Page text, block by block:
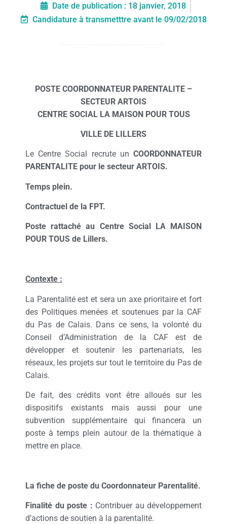
Date de publication : 18 janvier, 2018
Candidature à transmetttre avant le 09/02/2018
POSTE COORDONNATEUR PARENTALITE –
SECTEUR ARTOIS
CENTRE SOCIAL LA MAISON POUR TOUS
VILLE DE LILLERS
Le Centre Social recrute un COORDONNATEUR
PARENTALITE pour le secteur ARTOIS.
Temps plein.
Contractuel de la FPT.
Poste rattaché au Centre Social LA MAISON
POUR TOUS de Lillers.
Contexte :
La Parentalité est et sera un axe prioritaire et fort
des Politiques menées et soutenues par la CAF
du Pas de Calais. Dans ce sens, la volonté du
Conseil d’Administration de la CAF est de
développer et soutenir les partenariats, les
réseaux, les projets sur tout le territoire du Pas de
Calais.
De fait, des crédits vont être alloués sur les
dispositifs existants mais aussi pour une
subvention supplémentaire qui financera un
poste à temps plein autour de la thématique à
mettre en place.
La fiche de poste du Coordonnateur Parentalité.
Finalité du poste : Contribuer au développement
d’actions de soutien à la parentalité.